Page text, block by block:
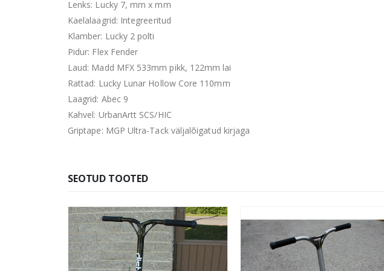
Lenks: Lucky 7, mm x mm
Kaelalaagrid: Integreeritud
Klamber: Lucky 2 polti
Pidur: Flex Fender
Laud: Madd MFX 533mm pikk, 122mm lai
Rattad: Lucky Lunar Hollow Core 110mm
Laagrid: Abec 9
Kahvel: UrbanArtt SCS/HIC
Griptape: MGP Ultra-Tack väljalõigatud kirjaga
SEOTUD TOOTED